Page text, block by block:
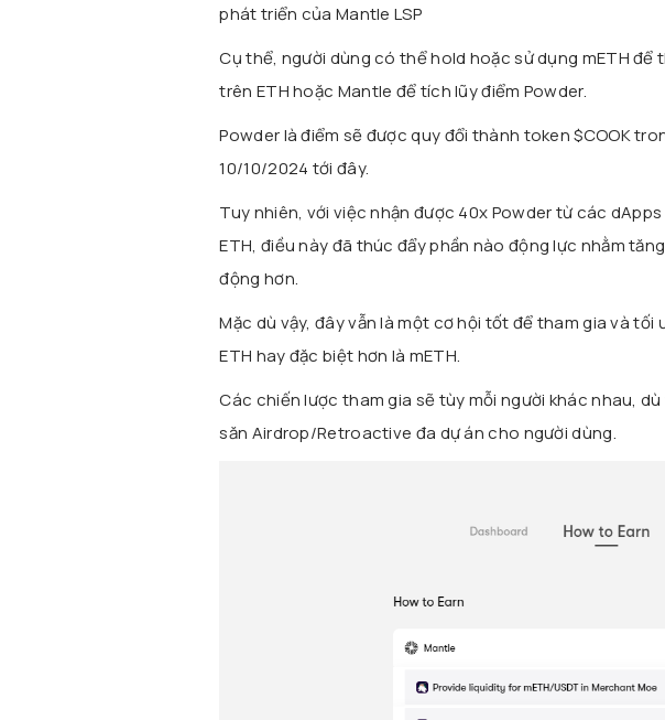
phát triển của Mantle LSP
Cụ thể, người dùng có thể hold hoặc sử dụng mETH
trên ETH hoặc Mantle để tích lũy điểm Powder.
Powder là điểm sẽ được quy đổi thành token $COOK
10/10/2024 tới đây.
Tuy nhiên, với việc nhận được 40x Powder từ các
ETH, điều này đã thúc đẩy phần nào động lực nhằm
động hơn.
Mặc dù vậy, đây vẫn là một cơ hội tốt để tham gia và
ETH hay đặc biệt hơn là mETH.
Các chiến lược tham gia sẽ tùy mỗi người khác nhau,
săn Airdrop/Retroactive đa dự án cho người dùng.